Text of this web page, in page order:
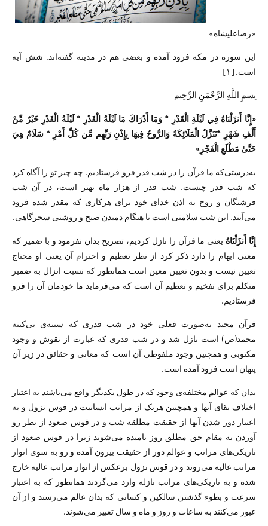
«رضاعلیشاه»
این سوره در مکه فرود آمده و بعضی هم در مدینه گفته‌اند. شش آیه
است. [۱]
بِسمِ اللَّهِ الرَّحْمَنِ الرَّحِیم
«إِنَّا أَنزَلْنَاهُ فِي لَيْلَةِ الْقَدْرِ‌ * وَمَا أَدْرَ‌اكَ مَا لَيْلَةُ الْقَدْرِ‌ * لَيْلَةُ الْقَدْرِ‌ خَيْرٌ‌ مِّنْ
أَلْفِ شَهْرٍ‌ *تَنَزَّلُ الْمَلَائِكَةُ وَالرُّ‌وحُ فِيهَا بِإِذْنِ رَ‌بِّهِم مِّن كُلِّ أَمْرٍ‌ * سَلَامٌ هِيَ
حَتَّىٰ مَطْلَعِ الْفَجْرِ‌»
به‌درستی‌که ما قرآن را در شب قدر فرو فرستادیم. چه چیز تو را آگاه کرد
که شب قدر چیست. شب قدر از هزار ماه بهتر است، در آن شب
فرشتگان و روح به اذن خدای خود برای هرکاری که مقدر شده فرود
می‌آیند. این شب سلامتی است تا هنگام دمیدن صبح و روشنی سحرگاهی.
إِنَّا أَنزَلْنَاهُ یعنی ما قرآن را نازل کردیم، تصریح بدان نفرمود و با ضمیر که
معنی ابهام را دارد ذکر کرد از نظر تعظیم و احترام آن یعنی او محتاج
تعیین نیست و بدون تعیین معین است همانطور که نسبت انزال به ضمیر
متکلم برای تفخیم و تعظیم آن است که می‌فرماید ما خودمان آن را فرو
فرستادیم.
قرآن مجید به‌صورت فعلی خود در شب قدری که سینه‌ی بی‌کینه
محمد(ص) است نازل شد و در شب قدری که عبارت از نقوش و وجود
مکتوبی و همچنین وجود ملفوظی آن است که معانی و حقائق در زیر آن
پنهان است فرود آمده است.
بدان که عوالم مختلفه‌ی وجود که در طول یکدیگر واقع می‌باشند به اعتبار
اختلاف بقای آنها و همچنین هریک از مراتب انسانیت در قوس نزول و به
اعتبار دور شدن آنها از حقیقت مطلقه شب و در قوس صعود از نظر رو
آوردن به مقام حق مطلق روز نامیده می‌شوند زیرا در قوس صعود از
تاریکی‌های مراتب و عوالم دور از حقیقت بیرون آمده و رو به سوی انوار
مراتب عالیه می‌روند و در قوس نزول برعکس از انوار مراتب عالیه خارج
شده و به تاریکی‌های مراتب نازله وارد می‌گردند همانطور که به اعتبار
سرعت و بطوء گذشتن سالکین و کسانی که بدان عالم می‌رسند و از آن
عبور می‌کنند به ساعات و روز و ماه و سال تعبیر می‌شوند.